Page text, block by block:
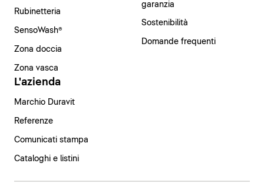
Rubinetteria
SensoWash®
Zona doccia
Zona vasca
garanzia
Sostenibilità
Domande frequenti
L'azienda
Marchio Duravit
Referenze
Comunicati stampa
Cataloghi e listini